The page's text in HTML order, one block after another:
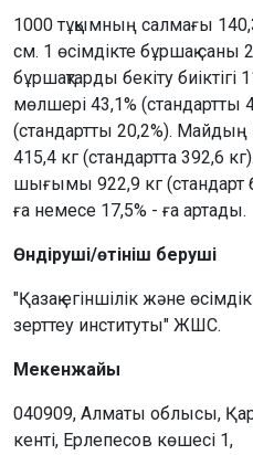
1000 тұқымның салмағы 140,3
см. 1 өсімдікте бұршақ саны
бұршақтарды бекіту
мөлшері 43,1% (стандартты
(стандартты 20,2%).
415,4 кг (стандартта 392,6
шығымы 922,9 кг (стандарт
ға немесе 17,5% - ға артады.
Өндіруші/өтініш беруші
"Қазақ егіншілік және
зерттеу институты" ЖШС.
Мекенжайы
040909, Алматы облысы,
кенті, Ерлепесов көшесі 1,